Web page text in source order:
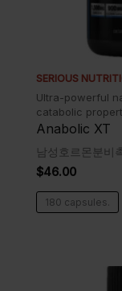
SERIOUS
Ultra-powerful
catabolic
Anabolic XT
남성호르몬분비
$46.00
180 capsules.